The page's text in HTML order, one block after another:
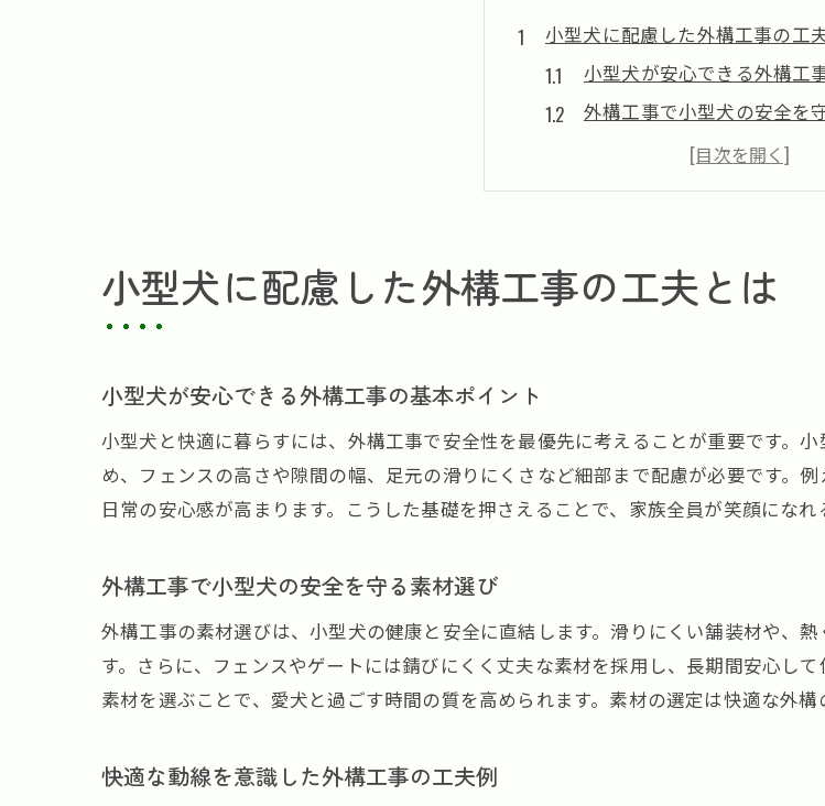
小型犬に配慮した外構工事の工
小型犬が安心できる外構工
外構工事で小型犬の安全を
快適な動線を意識した外構
メンテナンスしやすい外構
外構工事で叶える家族も満
奈良県で叶える安心ガーデンと外
小型犬にも優しい外構工事
外構工事のプロが語る安心
安全なフェンス選びと外構
小型犬の視点で進める外構
小型犬に配慮した外構工事の工夫とは
小型犬が安心できる外構工事の基本ポイント
小型犬と快適に暮らすには、外構工事で安全性を最優先に考えることが重要です。
め、フェンスの高さや隙間の幅、足元の滑りにくさなど細部まで配慮が必要です。
日常の安心感が高まります。こうした基礎を押さえることで、家族全員が笑顔になれ
外構工事で小型犬の安全を守る素材選び
外構工事の素材選びは、小型犬の健康と安全に直結します。滑りにくい舗装材や、
す。さらに、フェンスやゲートには錆びにくく丈夫な素材を採用し、長期間安心し
素材を選ぶことで、愛犬と過ごす時間の質を高められます。素材の選定は快適な外構
快適な動線を意識した外構工事の工夫例